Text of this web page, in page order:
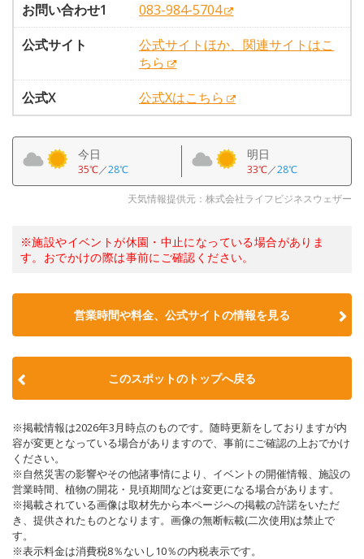
お問い合わせ1
083-984-5704
公式サイト
公式サイトほか、関連サイトはこ
ちら
公式X
公式Xはこちら
今日
35℃／28℃
明日
33℃／28℃
天気情報提供元：株式会社ライフビジネスウェザー
※施設やイベントが休園・中止になっている場合がありま
す。おでかけの際は事前にご確認ください。
営業時間や料金、公式サイトの情報を見る
このスポットのトップへ戻る
※掲載情報は2026年3月時点のものです。随時更新をしておりますが内
容が変更となっている場合がありますので、事前にご確認の上おでかけ
ください。
※自然災害の影響やその他諸事情により、イベントの開催情報、施設の
営業時間、植物の開花・見頃期間などは変更になる場合があります。
※掲載されている画像は取材先から本ページへの掲載の許諾をいただ
き、提供されたものとなります。画像の無断転載(二次使用)は禁止で
す。
※表示料金は消費税8％ないし10％の内税表示です。